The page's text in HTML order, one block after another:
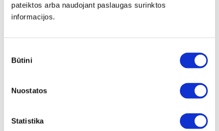
pateiktos arba naudojant paslaugas surinktos
informacijos.
pasirinkimas
Būtini
Nuostatos
Statistika
Papildomas
Siūlome drobę, aptrauktą ant porėmio,